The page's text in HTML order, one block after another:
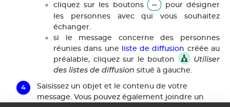
cliquez sur les boutons
pour désigner
les personnes avec qui vous souhaitez
échanger.
si le message concerne des personnes
réunies dans une
liste de diffusion créée au
préalable, cliquez sur le bouton
Utiliser
des listes de diffusion situé à gauche.
Saisissez un objet et le contenu de votre
message. Vous pouvez également joindre un